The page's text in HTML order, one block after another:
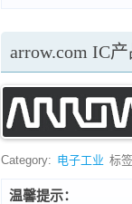
arrow.com IC
Category: 电子工业 标签
温馨提示：